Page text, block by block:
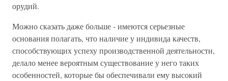
орудий.
Можно сказать даже больше - имеются серьезные
основания полагать, что наличие у индивида качеств,
способствующих успеху производственной деятельности,
делало менее вероятным существование у него таких
особенностей, которые бы обеспечивали ему высокий